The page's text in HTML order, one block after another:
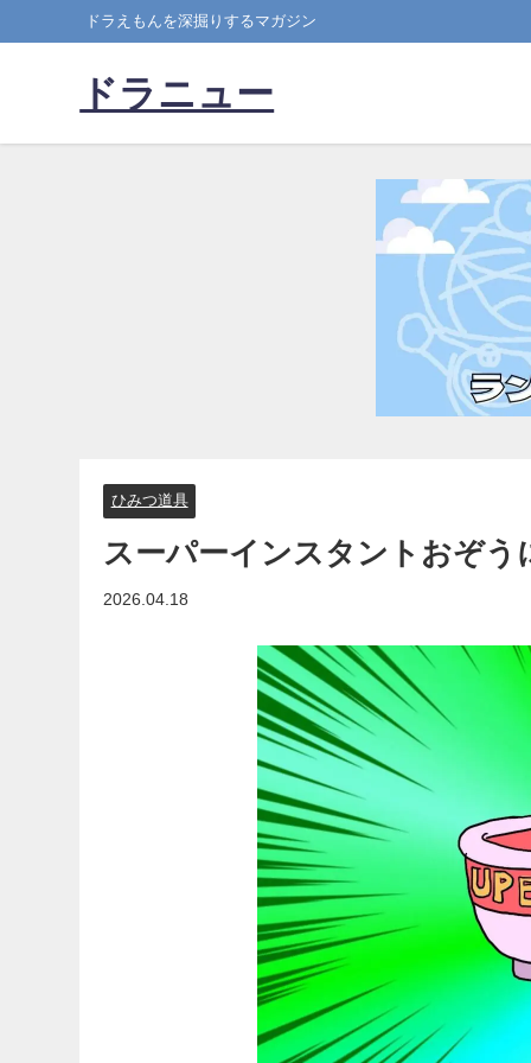
ドラえもんを深掘りするマガジン
ドラニュー
ひみつ道具
スーパーインスタントおぞう
2026.04.18